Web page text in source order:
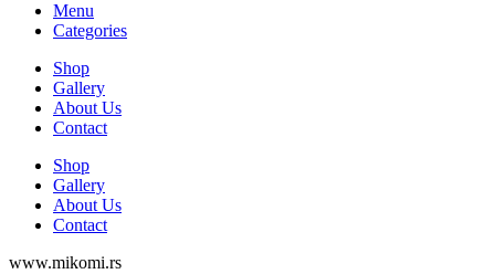
Menu
Categories
Shop
Gallery
About Us
Contact
Shop
Gallery
About Us
Contact
www.mikomi.rs